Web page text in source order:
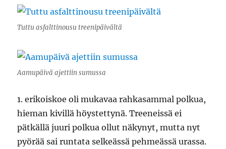
Tuttu asfalttinousu treenipäivältä
Aamupäivä ajettiin sumussa
1. erikoiskoe oli mukavaa rahkasammal polkua,
hieman kivillä höystettynä. Treeneissä ei
pätkällä juuri polkua ollut näkynyt, mutta nyt
pyörää sai runtata selkeässä pehmeässä urassa.